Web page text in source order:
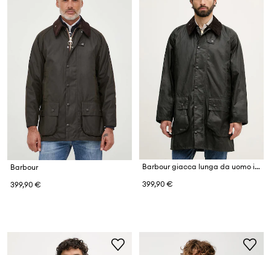
Barbour
399,90 €
Barbour giacca lunga da uomo in cotone
399,90 €